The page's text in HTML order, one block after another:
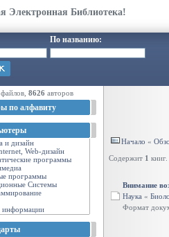
Электронная Библиотека!
По названию:
файлов, 8626 авторов
по алфавиту
и дизайн
Web-дизайн
программы
программы
Системы
информации
Начало «
Содержит 1 книг.
Внимание
Наука «
Формат